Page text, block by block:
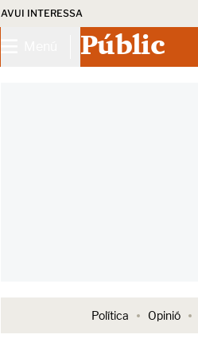
AVUI INTERESSA
Públic
Política Opinió